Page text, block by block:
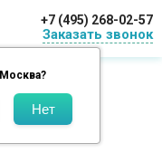
Москва?
+7 (495) 268-02-57
Заказать звонок